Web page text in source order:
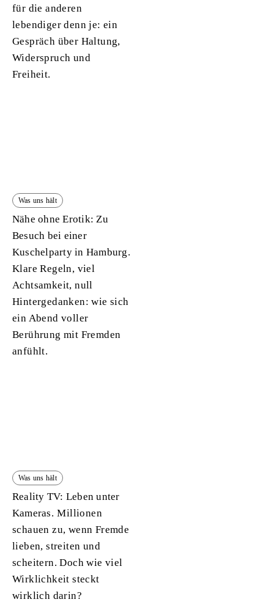
für die anderen
lebendiger denn je: ein
Gespräch über Haltung,
Widerspruch und
Freiheit.
Was uns hält
Nähe ohne Erotik: Zu
Besuch bei einer
Kuschelparty in Hamburg.
Klare Regeln, viel
Achtsamkeit, null
Hintergedanken: wie sich
ein Abend voller
Berührung mit Fremden
anfühlt.
Was uns hält
Reality TV: Leben unter
Kameras. Millionen
schauen zu, wenn Fremde
lieben, streiten und
scheitern. Doch wie viel
Wirklichkeit steckt
wirklich darin?